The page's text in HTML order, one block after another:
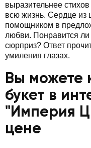
выразительнее
всю жизнь. Сердце из
помощником в
любви. Понравится
сюрприз? Ответ
умиления глазах.
Вы можете
букет в
"Империя
цене